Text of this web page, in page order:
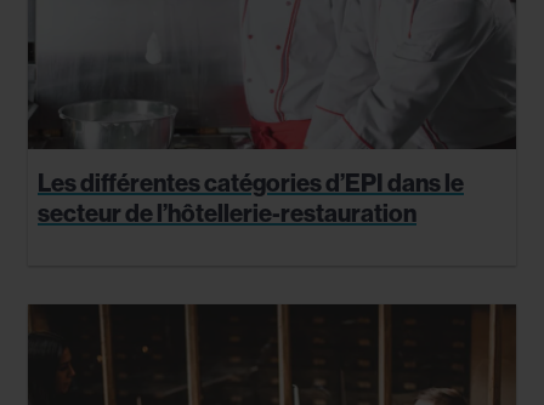
Les différentes catégories d’EPI dans le
secteur de l’hôtellerie-restauration